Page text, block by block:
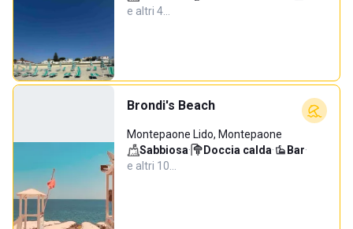
e altri 4…
Brondi's Beach
Montepaone Lido, Montepaone
Sabbiosa· Doccia calda· Bar·
e altri 10…